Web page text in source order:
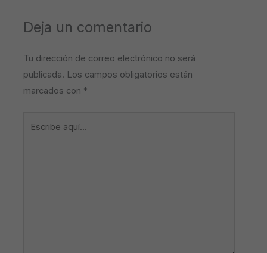
Deja un comentario
Tu dirección de correo electrónico no será
publicada. Los campos obligatorios están
marcados con *